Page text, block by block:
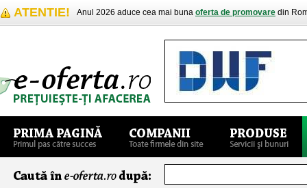
ATENTIE! Anul 2026 aduce cea mai buna oferta de promovare din